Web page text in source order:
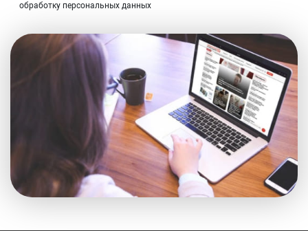
обработку персональных данных